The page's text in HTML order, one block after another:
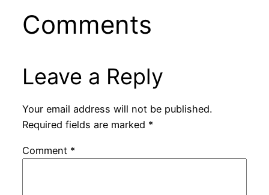
Comments
Leave a Reply
Your email address will not be published.
Required fields are marked *
Comment *